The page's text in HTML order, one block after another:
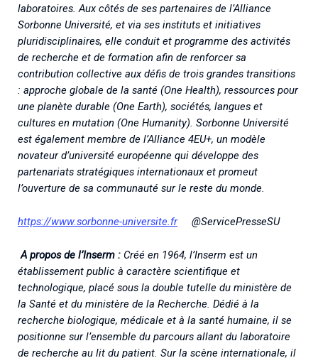
laboratoires. Aux côtés de ses partenaires de l’Alliance
Sorbonne Université, et via ses instituts et initiatives
pluridisciplinaires, elle conduit et programme des activités
de recherche et de formation afin de renforcer sa
contribution collective aux défis de trois grandes transitions
: approche globale de la santé (One Health), ressources pour
une planète durable (One Earth), sociétés, langues et
cultures en mutation (One Humanity). Sorbonne Université
est également membre de l’Alliance 4EU+, un modèle
novateur d’université européenne qui développe des
partenariats stratégiques internationaux et promeut
l’ouverture de sa communauté sur le reste du monde.
https://www.sorbonne-universite.fr@ServicePresseSU
A propos de l’Inserm : Créé en 1964, l’Inserm est un
établissement public à caractère scientifique et
technologique, placé sous la double tutelle du ministère de
la Santé et du ministère de la Recherche. Dédié à la
recherche biologique, médicale et à la santé humaine, il se
positionne sur l’ensemble du parcours allant du laboratoire
de recherche au lit du patient. Sur la scène internationale, il